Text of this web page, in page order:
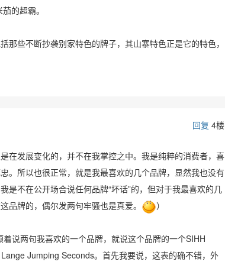
的超霸。
那些不断抄袭别家特色的牌子，其山寨特色正是它的特色，
回复 4楼
在发展变化的，并不在我掌控之中。我是纯粹的消费者，喜
。所以也很正常，就是我最喜欢的几个品牌，显然我也没有
是不在公开场合说任何品牌“坏话”的，但对于我最喜欢的几
品牌的，偶尔发两句牢骚也是真爱。
）
说两句我喜欢的一个品牌，就说这个品牌的一个SIHH
Jumping Seconds。首先我要说，这表的确不错，外